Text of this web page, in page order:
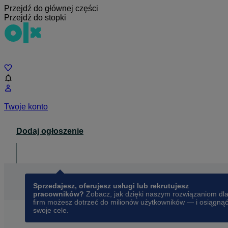
Przejdź do głównej części
Przejdź do stopki
Twoje konto
Dodaj ogłoszenie
Sprzedajesz, oferujesz usługi lub rekrutujesz
pracowników? Zobacz, jak dzięki naszym rozwiązaniom dla
firm możesz dotrzeć do milionów użytkowników — i osiągnąć
swoje cele.